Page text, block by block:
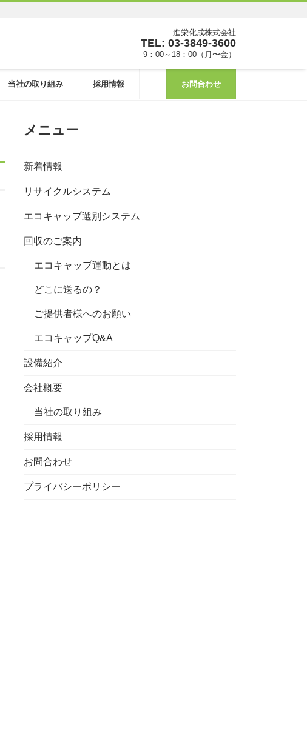
進栄化成株式会社
TEL: 03-3849-3600
9：00～18：00（月〜金）
当社の取り組み 採用情報 お問合わせ
メニュー
新着情報
リサイクルシステム
エコキャップ選別システム
回収のご案内
エコキャップ運動とは
どこに送るの？
ご提供者様へのお願い
エコキャップQ&A
設備紹介
会社概要
当社の取り組み
採用情報
お問合わせ
プライバシーポリシー